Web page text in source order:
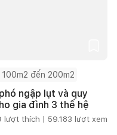
100m2 đến 200m2
ngập lụt và quy
gia đình 3 thế hệ
lượt thích | 59.183 lượt xem